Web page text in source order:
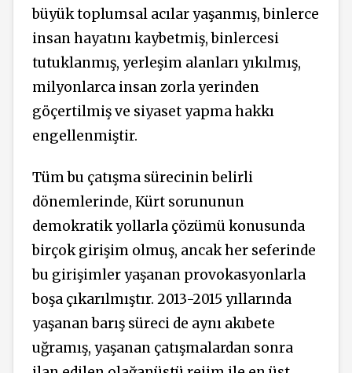
büyük toplumsal acılar yaşanmış, binlerce
insan hayatını kaybetmiş, binlercesi
tutuklanmış, yerleşim alanları yıkılmış,
milyonlarca insan zorla yerinden
göçertilmiş ve siyaset yapma hakkı
engellenmiştir.
Tüm bu çatışma sürecinin belirli
dönemlerinde, Kürt sorununun
demokratik yollarla çözümü konusunda
birçok girişim olmuş, ancak her seferinde
bu girişimler yaşanan provokasyonlarla
boşa çıkarılmıştır. 2013-2015 yıllarında
yaşanan barış süreci de aynı akıbete
uğramış, yaşanan çatışmalardan sonra